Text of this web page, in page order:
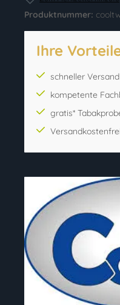
Produktnummer:
Ihre
schneller Versand
kompetente
gratis*